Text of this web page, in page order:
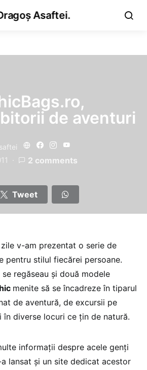
Asaftei.
de aventuri
2 comments
Tweet
v-am prezentat o serie de
pentru stilul fiecărei persoane.
regăseau și două modele
menite să se încadreze în tiparul
de aventură, de excursii pe
în diverse locuri ce țin de natură.
informații despre acele genți
lansat și un site dedicat acestor